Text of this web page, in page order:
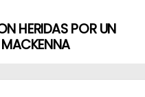
HERIDAS POR UN